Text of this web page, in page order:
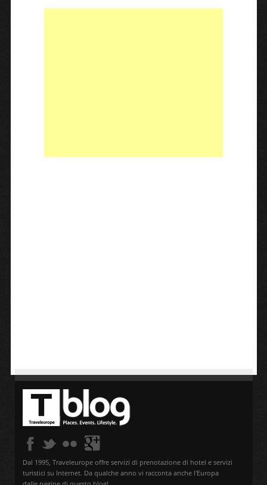
Dal 1995, Traveleurope offre servizi di prenotazione di hotel e servizi
turistici su Internet. Da qualche anno vi racconta anche l'Europa